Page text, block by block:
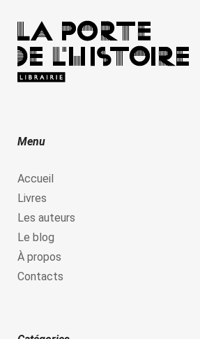
Menu
Accueil
Livres
Les auteurs
Le blog
À propos
Contacts